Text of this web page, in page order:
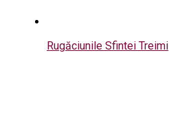
Rugăciunile Sfintei Treimi